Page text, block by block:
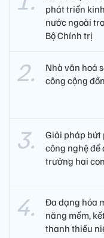
phát triển
nước ngoài
Bộ Chính trị
Nhà văn hoá
công cộng
Giải pháp bứt
công nghệ để
trưởng hai
Đa dạng hóa
năng mềm,
thanh thiếu